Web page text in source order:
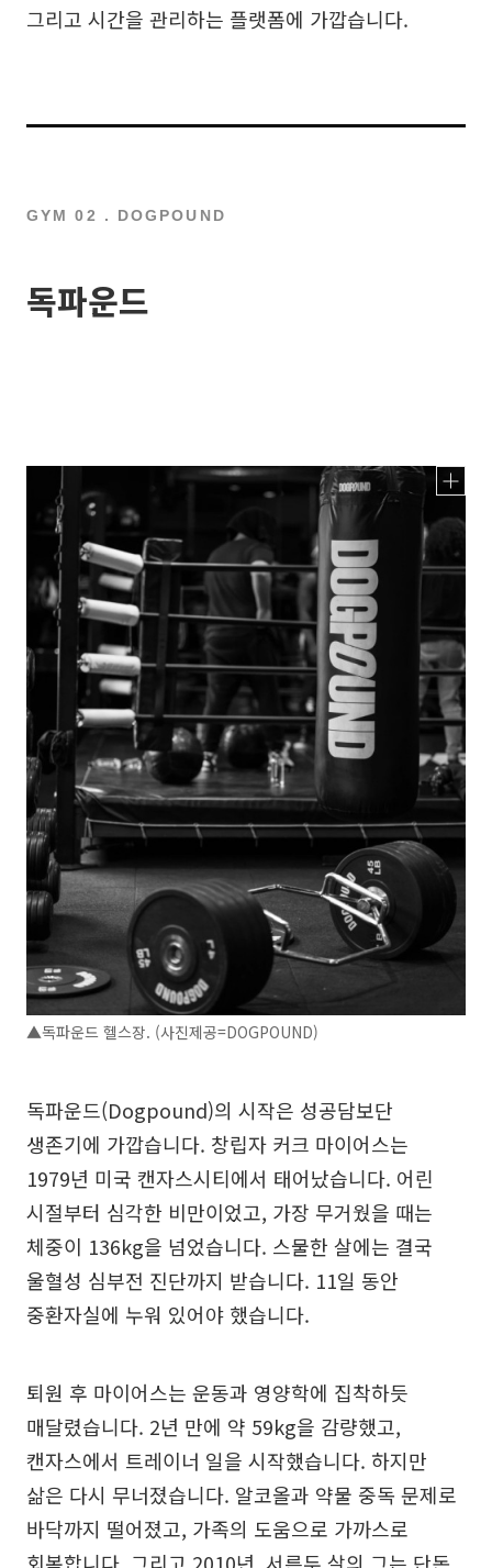
그리고 시간을 관리하는 플랫폼에 가깝습니다.
GYM 02 . DOGPOUND
독파운드
▲독파운드 헬스장. (사진제공=DOGPOUND)
독파운드(Dogpound)의 시작은 성공담보단
생존기에 가깝습니다. 창립자 커크 마이어스는
1979년 미국 캔자스시티에서 태어났습니다. 어린
시절부터 심각한 비만이었고, 가장 무거웠을 때는
체중이 136kg을 넘었습니다. 스물한 살에는 결국
울혈성 심부전 진단까지 받습니다. 11일 동안
중환자실에 누워 있어야 했습니다.
퇴원 후 마이어스는 운동과 영양학에 집착하듯
매달렸습니다. 2년 만에 약 59kg을 감량했고,
캔자스에서 트레이너 일을 시작했습니다. 하지만
삶은 다시 무너졌습니다. 알코올과 약물 중독 문제로
바닥까지 떨어졌고, 가족의 도움으로 가까스로